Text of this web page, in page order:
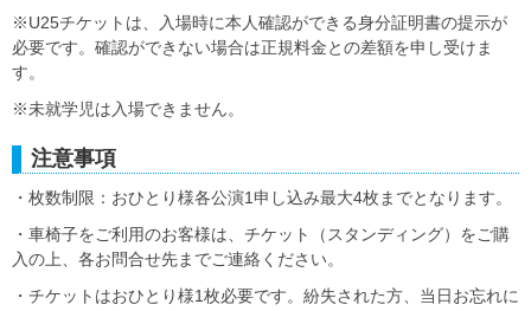
※U25チケットは、入場時に本人確認ができる身分証明書の提示が
必要です。確認ができない場合は正規料金との差額を申し受けま
す。
※未就学児は入場できません。
注意事項
・枚数制限：おひとり様各公演1申し込み最大4枚までとなります。
・車椅子をご利用のお客様は、チケット（スタンディング）をご購
入の上、各お問合せ先までご連絡ください。
・チケットはおひとり様1枚必要です。紛失された方、当日お忘れに